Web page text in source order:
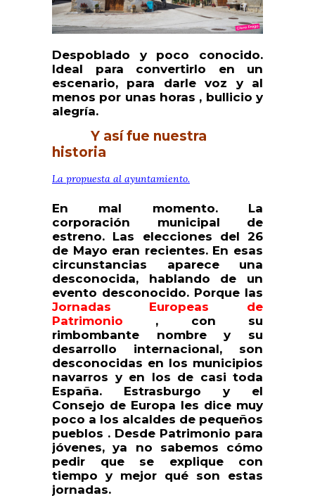
Despoblado y poco conocido.
Ideal para convertirlo en un
escenario, para darle voz y al
menos por unas horas , bullicio y
alegría.
Y así fue nuestra
historia
La propuesta al ayuntamiento.
En mal momento. La
corporación municipal de
estreno. Las elecciones del 26
de Mayo eran recientes. En esas
circunstancias aparece una
desconocida, hablando de un
evento desconocido. Porque las
Jornadas Europeas de
Patrimonio , con su
rimbombante nombre y su
desarrollo internacional, son
desconocidas en los municipios
navarros y en los de casi toda
España. Estrasburgo y el
Consejo de Europa les dice muy
poco a los alcaldes de pequeños
pueblos . Desde Patrimonio para
jóvenes, ya no sabemos cómo
pedir que se explique con
tiempo y mejor qué son estas
jornadas.